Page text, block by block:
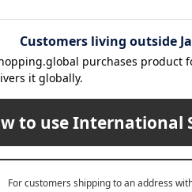
山本海苔店
【よりどり】おにぎり用 焼
海苔
税込 810